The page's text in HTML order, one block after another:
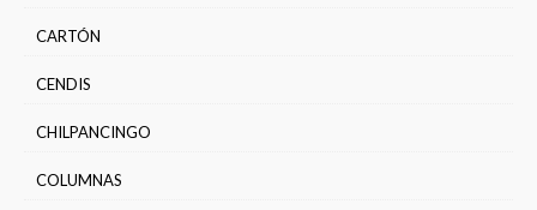
CARTÓN
CENDIS
CHILPANCINGO
COLUMNAS